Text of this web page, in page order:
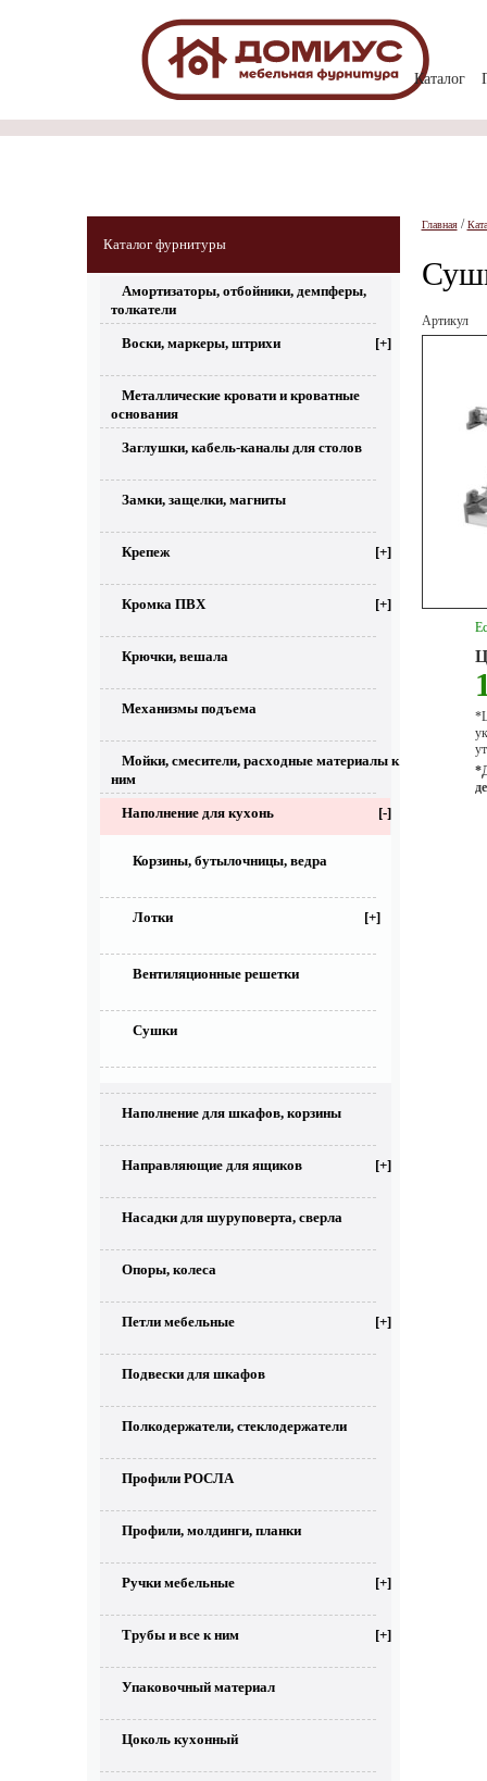
Каталог
Каталог фурнитуры
Амортизаторы, отбойники, демпферы,
толкатели
Воски, маркеры, штрихи [+]
Металлические кровати и кроватные
основания
Заглушки, кабель-каналы для столов
Замки, защелки, магниты
Крепеж [+]
Кромка ПВХ [+]
Крючки, вешала
Механизмы подъема
Мойки, смесители, расходные материалы к
ним
Наполнение для кухонь [-]
Корзины, бутылочницы, ведра
Лотки [+]
Вентиляционные решетки
Сушки
Наполнение для шкафов, корзины
Направляющие для ящиков [+]
Насадки для шуруповерта, сверла
Опоры, колеса
Петли мебельные [+]
Подвески для шкафов
Полкодержатели, стеклодержатели
Профили РОСЛА
Профили, молдинги, планки
Ручки мебельные [+]
Трубы и все к ним [+]
Упаковочный материал
Цоколь кухонный
Главная/
Артикул